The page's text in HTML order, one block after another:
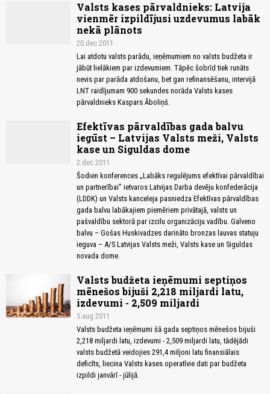
Valsts kases pārvaldnieks: Latvija
vienmēr izpildījusi uzdevumus labāk
nekā plānots
20.dec 2011
Lai atdotu valsts parādu, ieņēmumiem no valsts budžeta ir
jābūt lielākiem par izdevumiem. Tāpēc šobrīd tiek runāts
nevis par parāda atdošanu, bet gan refinansēšanu, intervijā
LNT raidījumam 900 sekundes norāda Valsts kases
pārvaldnieks Kaspars Āboliņš.
Efektīvas pārvaldības gada balvu
iegūst – Latvijas Valsts meži, Valsts
kase un Siguldas dome
2.dec 2011
Šodien konferences „Labāks regulējums efektīvai pārvaldībai
un partnerībai” ietvaros Latvijas Darba devēju konfederācija
(LDDK) un Valsts kanceleja pasniedza Efektīvas pārvaldības
gada balvu labākajiem piemēriem privātajā, valsts un
pašvaldību sektorā par izcilu organizāciju vadību. Galveno
balvu – Gošas Huskivadzes darināto bronzas lauvas statuju
ieguva – A/S Latvijas Valsts meži, Valsts kase un Siguldas
novada dome.
Valsts budžeta ieņēmumi septiņos
mēnešos bijuši 2,218 miljardi latu,
izdevumi - 2,509 miljardi
5.aug 2011
Valsts budžeta ieņēmumi šā gada septiņos mēnešos bijuši
2,218 miljardi latu, izdevumi - 2,509 miljardi latu, tādējādi
valsts budžetā veidojies 291,4 miljoni latu finansiālais
deficīts, liecina Valsts kases operatīvie dati par budžeta
izpildi janvārī - jūlijā.